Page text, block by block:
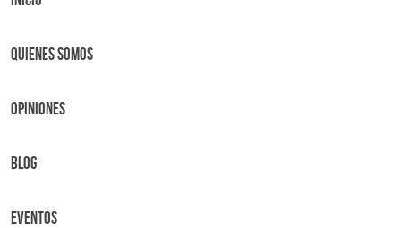
Quienes Somos
OPINIONES
BLOG
Eventos